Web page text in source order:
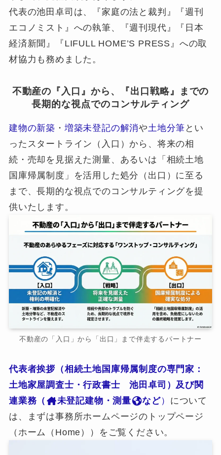
代表の池田卓司は、『家庭の法と裁判』『週刊
エコノミスト』への執筆、『週刊現代』『日本
経済新聞』『LIFULL HOME’S PRESS』への取
材協力も務めました。
不動産の『入口』から、『出口戦略』までの
長期的な視点でのコンサルティング
建物の新築 ・ 増築未登記の解消や 土地分筆 とい
ったスタートライン（入口）から、将来の相
続・売却を見据えた測量、あるいは「相続土地
国庫帰属制度」を活用した処分（出口）に至る
まで、長期的な視点でのコンサルティングを提
供いたします。
不動産の「入口」から「出口」まで伴走するパートナー
代表者挨拶（相続土地国庫帰属制度の専門家：
土地家屋調査士・行政書士 池田卓司）及び関
連業務（
未登記建物・測量 など） について
は、まずは事務所ホームページのトップページ
（ホーム（Home））をご覧ください。